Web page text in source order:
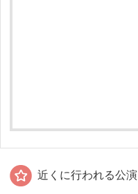
近くに行われる公演